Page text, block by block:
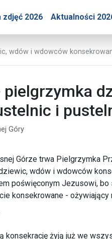
zdjęć 2026 Aktualności
we
wdów i wdowców
pielgrzymka
i
Góry
na Facebooku
Górze trwa Pielgrzymka
wdów i wdowców
poświęconym Jezusowi, bo
konsekrowane - ożywiający
konsekrację żyją już we